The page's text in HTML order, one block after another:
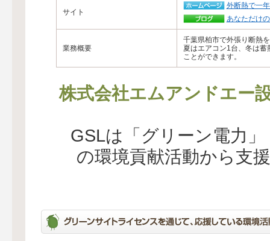
サイト
外断熱で一
あなただけ
業務概要
千葉県柏市で外張り断熱
夏はエアコン1台、冬は蓄
ことができます。
株式会社エムアンドエー
GSLは「グリーン電力
の環境貢献活動から支